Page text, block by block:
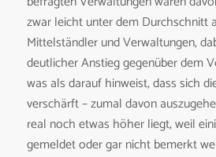
zwar leicht unter dem Durchschnitt
Mittelständler und Verwaltungen,
deutlicher Anstieg gegenüber dem
was als darauf hinweist, dass sich
verschärft – zumal davon
real noch etwas höher liegt, weil
gemeldet oder gar nicht bemerkt